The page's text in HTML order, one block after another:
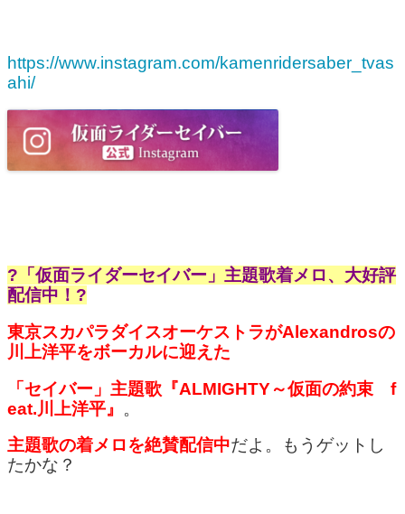
https://www.instagram.com/kamenridersaber_tvas
ahi/
?「仮面ライダーセイバー」主題歌着メロ、大好評
配信中！?
東京スカパラダイスオーケストラがAlexandrosの
川上洋平をボーカルに迎えた
「セイバー」主題歌『ALMIGHTY～仮面の約束 f
eat.川上洋平』 。
主題歌の着メロを絶賛配信中だよ。もうゲットし
たかな？